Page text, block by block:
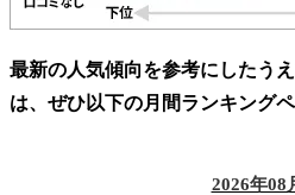
最新の人気傾向を参考にしたう
は、ぜひ以下の月間ランキング
2026年08